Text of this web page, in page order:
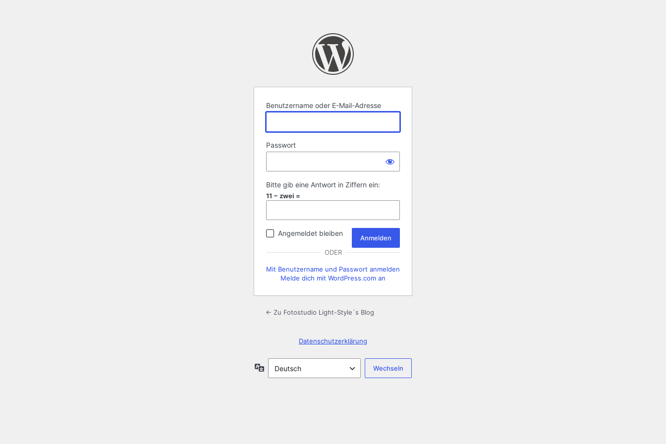
Benutzername oder E-Mail-Adresse
Passwort
Bitte gib eine Antwort in Ziffern ein:
11 − zwei =
Angemeldet bleiben
ODER
Mit Benutzername und Passwort anmelden
Melde dich mit WordPress.com an
← Zu Fotostudio Light-Style`s Blog
Datenschutzerklärung
Sprache